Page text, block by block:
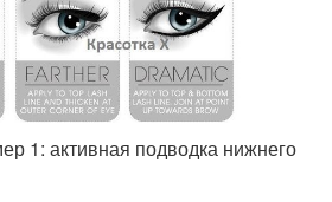
1: активная подводка нижнего